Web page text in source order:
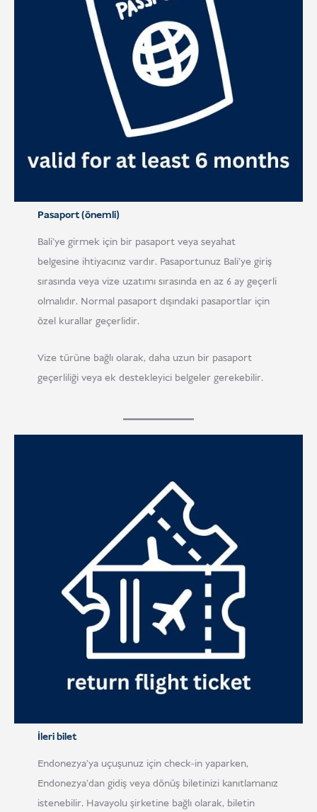
Pasaport (önemli)
Bali'ye girmek için bir pasaport veya seyahat
belgesine ihtiyacınız vardır. Pasaportunuz Bali'ye giriş
sırasında veya vize uzatımı sırasında en az 6 ay geçerli
olmalıdır. Normal pasaport dışındaki pasaportlar için
özel kurallar geçerlidir.
Vize türüne bağlı olarak, daha uzun bir pasaport
geçerliliği veya ek destekleyici belgeler gerekebilir.
İleri bilet
Endonezya'ya uçuşunuz için check-in yaparken,
Endonezya'dan gidiş veya dönüş biletinizi kanıtlamanız
istenebilir. Havayolu şirketine bağlı olarak, biletin